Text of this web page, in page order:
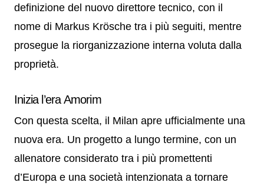
definizione del nuovo direttore tecnico, con il
nome di Markus Krösche tra i più seguiti, mentre
prosegue la riorganizzazione interna voluta dalla
proprietà.
Inizia l’era Amorim
Con questa scelta, il Milan apre ufficialmente una
nuova era. Un progetto a lungo termine, con un
allenatore considerato tra i più promettenti
d’Europa e una società intenzionata a tornare